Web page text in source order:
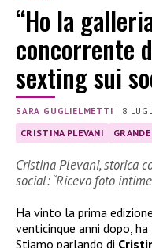
“Ho la
concorrente
sexting sui
SARA GUGLIELMETTI | 8
CRISTINA PLEVANI
Cristina Plevani, storica
social: “Ricevo foto
Ha vinto la prima
venticinque anni dopo,
Stiamo parlando di